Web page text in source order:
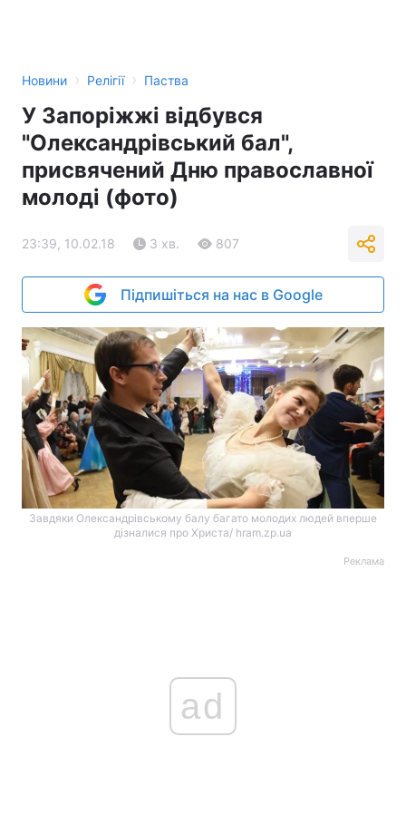
Новини › Релігії › Паства
У Запоріжжі відбувся
"Олександрівський бал",
присвячений Дню православної
молоді (фото)
23:39, 10.02.18 3 хв. 807
Підпишіться на нас в Google
Завдяки Олександрівському балу багато молодих людей вперше
дізналися про Христа/ hram.zp.ua
Реклама
ad